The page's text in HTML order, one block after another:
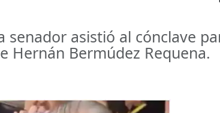
senador asistió al cónclave
Hernán Bermúdez Requena.